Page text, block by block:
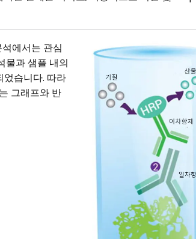
에서는 관심
과 샘플 내의
습니다. 따라
그래프와 반